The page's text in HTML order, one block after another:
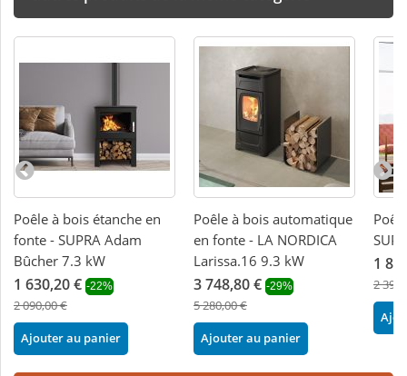
Poêle à bois étanche en
fonte - SUPRA Adam
Bûcher 7.3 kW
1 630,20 € -22%
2 090,00 €
Ajouter au panier
Poêle à bois automatique
en fonte - LA NORDICA
Larissa.16 9.3 kW
3 748,80 € -29%
5 280,00 €
Ajouter au panier
1
2